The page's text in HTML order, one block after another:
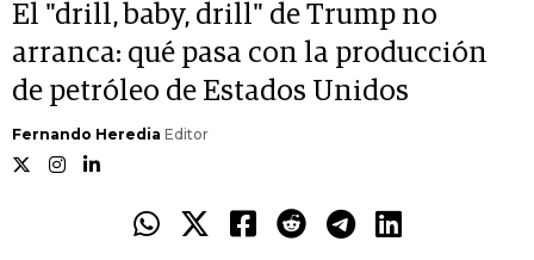
El "drill, baby, drill" de Trump no
arranca: qué pasa con la producción
de petróleo de Estados Unidos
Fernando Heredia Editor